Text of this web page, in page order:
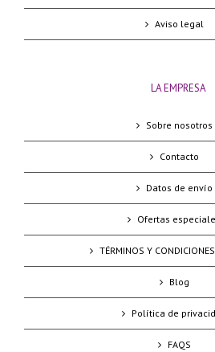
Aviso legal
LA EMPRESA
Sobre nosotros
Contacto
Datos de envío
Ofertas
TÉRMINOS Y
Blog
Política de
FAQS